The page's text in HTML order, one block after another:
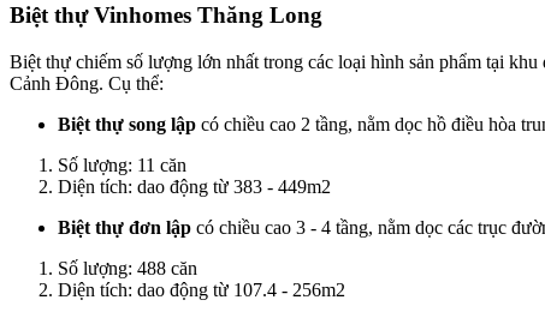
Biệt thự Vinhomes Thăng Long
Biệt thự chiếm số lượng lớn nhất trong các loại hình sản phẩm tại
Cảnh Đông. Cụ thể:
Biệt thự song lập có chiều cao 2 tầng, nằm dọc hồ điều hòa
Số lượng: 11 căn
Diện tích: dao động từ 383 - 449m2
Biệt thự đơn lập có chiều cao 3 - 4 tầng, nằm dọc các trục
Số lượng: 488 căn
Diện tích: dao động từ 107.4 - 256m2